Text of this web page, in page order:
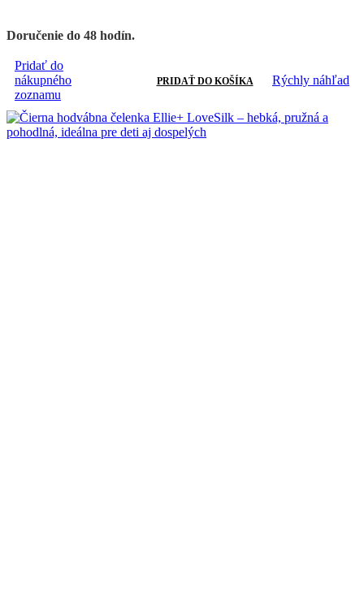
Doručenie do 48 hodín.
Pridať do
nákupného
zoznamu
PRIDAŤ DO KOŠÍKA Rýchly náhľad